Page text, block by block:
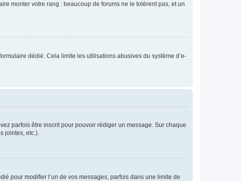
monter votre rang : beaucoup de forums ne le tolèrent pas, et un
dédié. Cela limite les utilisations abusives du système d’e-
parfois être inscrit pour pouvoir rédiger un message. Sur chaque
jointes, etc.).
pour modifier l’un de vos messages, parfois dans une limite de